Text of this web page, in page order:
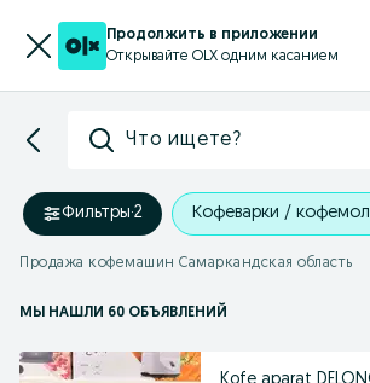
Продолжить в приложении
Открывайте OLX одним касанием
Что ищете?
Фильтры·2 Кофеварки /
Продажа кофемашин Самаркандская область
МЫ НАШЛИ 60 ОБЪЯВЛЕНИЙ